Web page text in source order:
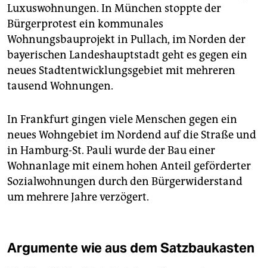
Luxuswohnungen. In München stoppte der
Bürgerprotest ein kommunales
Wohnungsbauprojekt in Pullach, im Norden der
bayerischen Landeshauptstadt geht es gegen ein
neues Stadtentwicklungsgebiet mit mehreren
tausend Wohnungen.
In Frankfurt gingen viele Menschen gegen ein
neues Wohngebiet im Nordend auf die Straße und
in Hamburg-St. Pauli wurde der Bau einer
Wohnanlage mit einem hohen Anteil geförderter
Sozialwohnungen durch den Bürgerwiderstand
um mehrere Jahre verzögert.
Argumente wie aus dem Satzbaukasten